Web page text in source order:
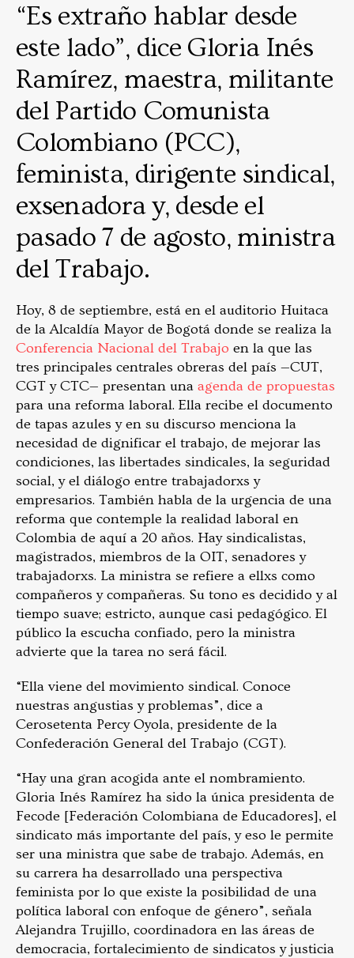
“Es extraño hablar desde
este lado”, dice Gloria Inés
Ramírez, maestra, militante
del Partido Comunista
Colombiano (PCC),
feminista, dirigente sindical,
exsenadora y, desde el
pasado 7 de agosto, ministra
del Trabajo.
Hoy, 8 de septiembre, está en el auditorio Huitaca
de la Alcaldía Mayor de Bogotá donde se realiza la
Conferencia Nacional del Trabajo en la que las
tres principales centrales obreras del país —CUT,
CGT y CTC— presentan una agenda de propuestas
para una reforma laboral. Ella recibe el documento
de tapas azules y en su discurso menciona la
necesidad de dignificar el trabajo, de mejorar las
condiciones, las libertades sindicales, la seguridad
social, y el diálogo entre trabajadorxs y
empresarios. También habla de la urgencia de una
reforma que contemple la realidad laboral en
Colombia de aquí a 20 años. Hay sindicalistas,
magistrados, miembros de la OIT, senadores y
trabajadorxs. La ministra se refiere a ellxs como
compañeros y compañeras. Su tono es decidido y al
tiempo suave; estricto, aunque casi pedagógico. El
público la escucha confiado, pero la ministra
advierte que la tarea no será fácil.
“Ella viene del movimiento sindical. Conoce
nuestras angustias y problemas”, dice a
Cerosetenta Percy Oyola, presidente de la
Confederación General del Trabajo (CGT).
“Hay una gran acogida ante el nombramiento.
Gloria Inés Ramírez ha sido la única presidenta de
Fecode [Federación Colombiana de Educadores], el
sindicato más importante del país, y eso le permite
ser una ministra que sabe de trabajo. Además, en
su carrera ha desarrollado una perspectiva
feminista por lo que existe la posibilidad de una
política laboral con enfoque de género”, señala
Alejandra Trujillo, coordinadora en las áreas de
democracia, fortalecimiento de sindicatos y justicia